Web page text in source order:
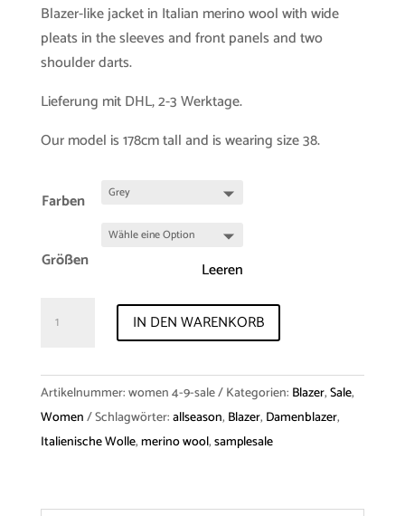
Blazer-like jacket in Italian merino wool with wide
pleats in the sleeves and front panels and two
shoulder darts.
Lieferung mit DHL, 2-3 Werktage.
Our model is 178cm tall and is wearing size 38.
Farben
Größen
Leeren
Sale
"Anna"
Merino
Menge
IN DEN WARENKORB
Artikelnummer:women 4-9-sale Kategorien: Blazer,Sale,
Women Schlagwörter:allseason, Blazer, Damenblazer,
Italienische Wolle,merino wool,samplesale